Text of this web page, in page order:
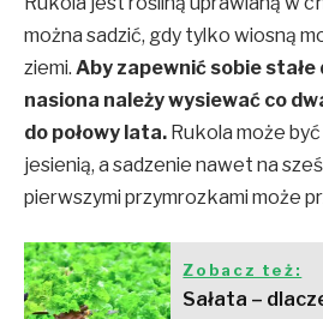
można sadzić, gdy tylko wiosną
ziemi. Aby zapewnić sobie
nasiona należy wysiewać co
do połowy lata. Rukola może
jesienią, a sadzenie nawet na
pierwszymi przymrozkami może
Zobacz też:
Sałata –